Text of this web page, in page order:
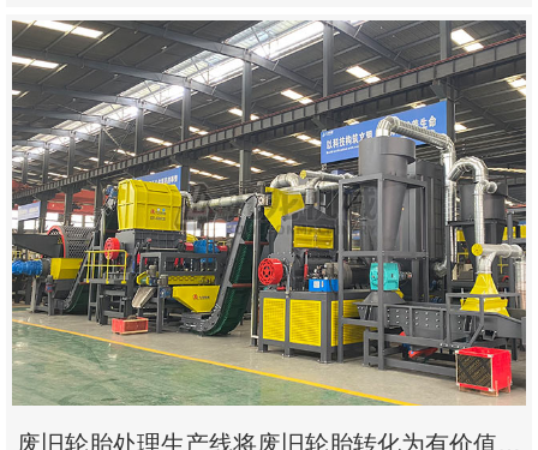
废旧轮胎处理生产线将废旧轮胎转化为有价值的